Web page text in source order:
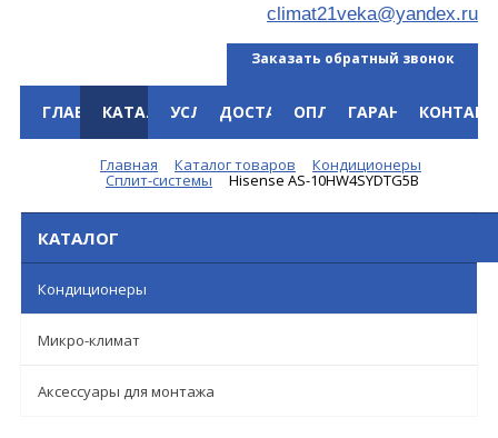
climat21veka@yandex.ru
Заказать обратный звонок
ГЛАВНАЯКАТАЛОГУСЛУГИДОСТАВКАОПЛАТАГАРАНТИЯ
Главная Каталог товаров Кондиционеры
Сплит-системы Hisense AS-10HW4SYDTG5B
КАТАЛОГ
Кондиционеры
Микро-климат
Аксессуары для монтажа